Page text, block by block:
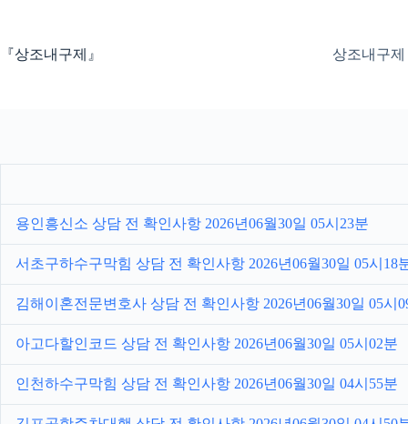
으『상조내구제』 상조내구제
용인흥신소 상담 전 확인사항 2026년06월30일 05시23분
서초구하수구막힘 상담 전 확인사항 2026년06월30일 05시18
김해이혼전문변호사 상담 전 확인사항 2026년06월30일 05시
아고다할인코드 상담 전 확인사항 2026년06월30일 05시02분
인천하수구막힘 상담 전 확인사항 2026년06월30일 04시55분